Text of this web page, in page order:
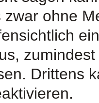
zwar ohne
Drittens